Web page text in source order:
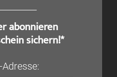
abonnieren
sichern!*
Adresse: